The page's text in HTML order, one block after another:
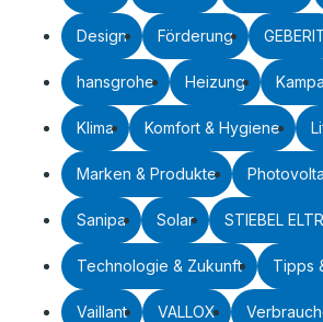
Design Förderung
hansgrohe Heizung
Klima Komfort & Hygiene
Marken & Produkte
Sanipa Solar STIEBEL
Technologie & Zukunft Tipps
Vaillant VALLOX